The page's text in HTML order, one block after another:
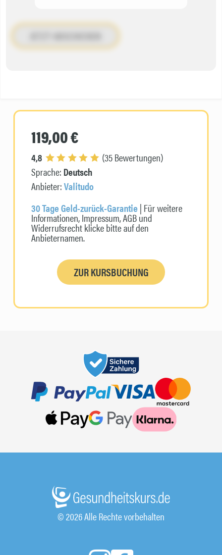
JETZT ABSCHICKEN
119,00 €
4,8
(35 Bewertungen)
Sprache: Deutsch
Anbieter:Valitudo
30 Tage Geld-zurück-Garantie| Für weitere
Informationen, Impressum, AGB und
Widerrufsrecht klicke bitte auf den
Anbieternamen.
ZUR KURSBUCHUNG
© 2026 Alle Rechte vorbehalten